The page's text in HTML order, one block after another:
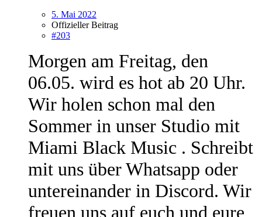
5. Mai 2022
Offizieller Beitrag
#203
Morgen am Freitag, den
06.05. wird es hot ab 20 Uhr.
Wir holen schon mal den
Sommer in unser Studio mit
Miami Black Music . Schreibt
mit uns über Whatsapp oder
untereinander in Discord. Wir
freuen uns auf euch und eure